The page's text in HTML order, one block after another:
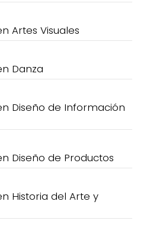
Artes Visuales
Danza
Diseño de Información
Diseño de Productos
Historia del Arte y